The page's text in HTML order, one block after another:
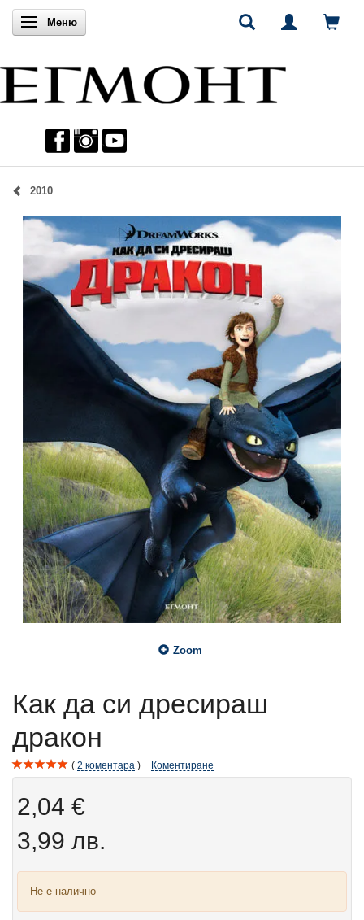
Включи навигацията
Меню
2010
Zoom
Как да си дресираш
дракон
2 коментара Коментиране
2,04 €
3,99 лв.
Не е налично